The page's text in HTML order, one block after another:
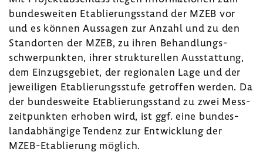
bundes­weiten Etablie­rungs­stand der MZEB vor
und es können Aussagen zur Anzahl und zu den
Stand­orten der MZEB, zu ihren Behand­lungs­
schwer­punkten, ihrer struk­tu­rellen Ausstat­tung,
dem Einzugs­ge­biet, der regio­nalen Lage und der
jewei­ligen Etablie­rungs­stufe getroffen werden. Da
der bundes­weite Etablie­rungs­stand zu zwei Mess­
zeit­punkten erhoben wird, ist ggf. eine bundes­
land­ab­hän­gige Tendenz zur Entwick­lung der
MZEB-​Etablierung möglich.